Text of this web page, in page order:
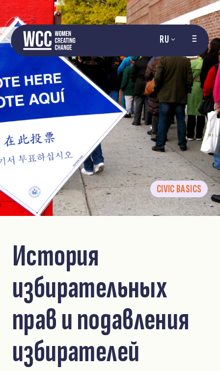
RU
CIVIC BASICS
История
избирательных
прав и подавления
избирателей